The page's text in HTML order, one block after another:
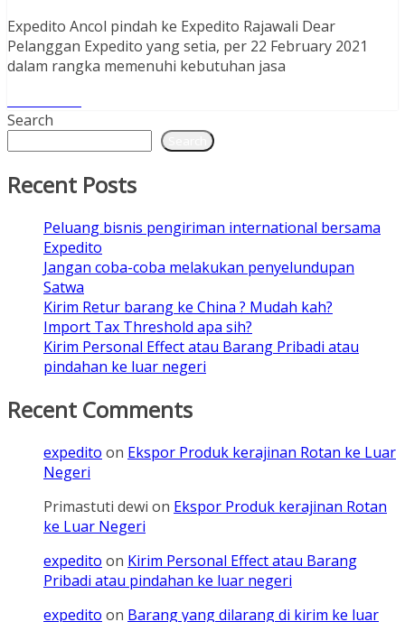
Expedito Ancol pindah ke Expedito Rajawali Dear
Pelanggan Expedito yang setia, per 22 February 2021
dalam rangka memenuhi kebutuhan jasa
Search
Recent Posts
Peluang bisnis pengiriman international bersama
Expedito
Jangan coba-coba melakukan penyelundupan
Satwa
Kirim Retur barang ke China ? Mudah kah?
Import Tax Threshold apa sih?
Kirim Personal Effect atau Barang Pribadi atau
pindahan ke luar negeri
Recent Comments
expedito on Ekspor Produk kerajinan Rotan ke Luar
Negeri
Primastuti dewi on Ekspor Produk kerajinan Rotan
ke Luar Negeri
expedito on Kirim Personal Effect atau Barang
Pribadi atau pindahan ke luar negeri
expedito on Barang yang dilarang di kirim ke luar